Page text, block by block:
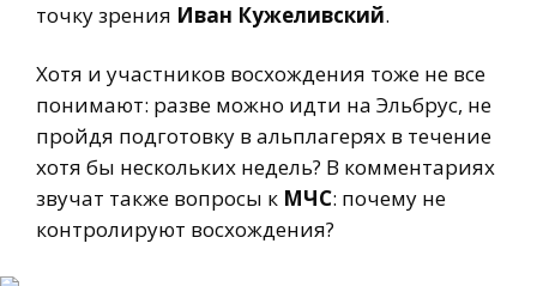
точку зрения Иван Кужеливский.
Хотя и участников восхождения тоже не все
понимают: разве можно идти на Эльбрус, не
пройдя подготовку в альплагерях в течение
хотя бы нескольких недель? В комментариях
звучат также вопросы к МЧС: почему не
контролируют восхождения?